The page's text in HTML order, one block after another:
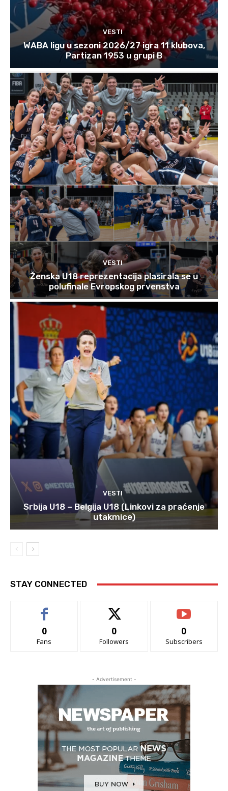
VESTI
WABA ligu u sezoni 2026/27 igra 11 klubova,
Partizan 1953 u grupi B
VESTI
Ženska U18 reprezentacija plasirala se u
polufinale Evropskog prvenstva
VESTI
Srbija U18 – Belgija U18 (Linkovi za praćenje
utakmice)
STAY CONNECTED
0
Fans
0
Followers
0
Subscribers
- Advertisement -